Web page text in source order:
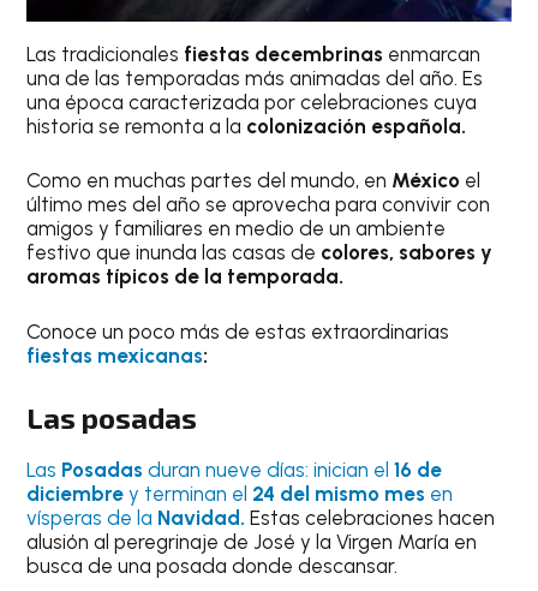
Las tradicionales fiestas decembrinas enmarcan
una de las temporadas más animadas del año. Es
una época caracterizada por celebraciones cuya
historia se remonta a la colonización española.
Como en muchas partes del mundo, en México el
último mes del año se aprovecha para convivir con
amigos y familiares en medio de un ambiente
festivo que inunda las casas de colores, sabores y
aromas típicos de la temporada.
Conoce un poco más de estas extraordinarias
fiestas mexicanas:
Las posadas
Las Posadas duran nueve días: inician el 16 de
diciembre y terminan el 24 del mismo mes en
vísperas de la Navidad. Estas celebraciones hacen
alusión al peregrinaje de José y la Virgen María en
busca de una posada donde descansar.